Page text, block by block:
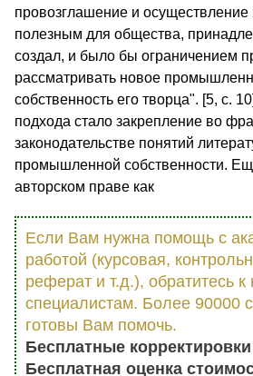
провозглашение и осуществление
полезным для общества,
создал, и было бы ограничением
рассматривать новое
собственность его творца". [5, с.
подхода стало закрепление во
законодательстве понятий
промышленной собственности.
авторском праве как
Если Вам нужна помощь с
работой (курсовая,
реферат и т.д.), обратитесь
специалистам. Более 90000
готовы Вам помочь.
Бесплатные
Бесплатная оценка